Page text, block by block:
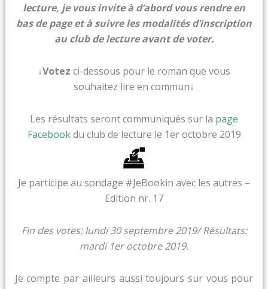
lecture, je vous invite à d’abord vous rendre en
bas de page et à suivre les modalités d’inscription
au club de lecture avant de voter.
↓Votez ci-dessous pour le roman que vous
souhaitez lire en commun↓
Les résultats seront communiqués sur la page
Facebookdu club de lecture le 1er octobre 2019
Je participe au sondage #JeBookin avec les autres –
Edition nr. 17
Fin des votes: lundi 30 septembre 2019/ Résultats:
mardi 1er octobre 2019.
Je compte par ailleurs aussi toujours sur vous pour